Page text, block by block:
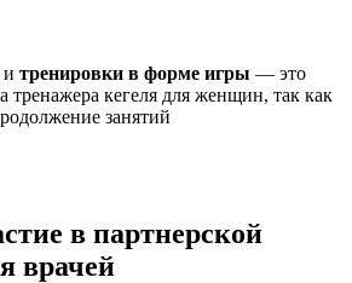
и тренировки в форме игры — это
кегеля для женщин, так как
занятий
в партнерской
врачей